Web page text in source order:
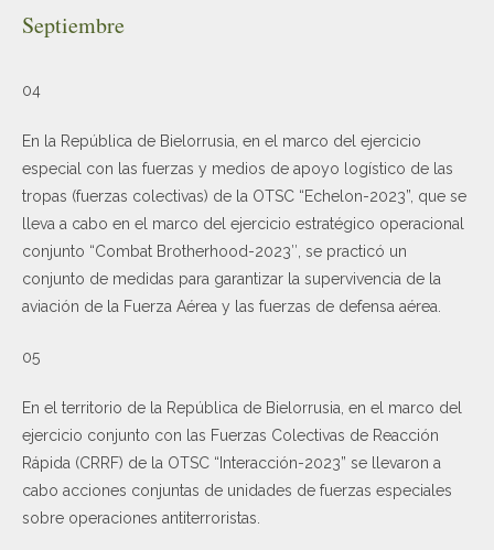
Septiembre
04
En la República de Bielorrusia, en el marco del ejercicio
especial con las fuerzas y medios de apoyo logístico de las
tropas (fuerzas colectivas) de la OTSC “Echelon-2023”, que se
lleva a cabo en el marco del ejercicio estratégico operacional
conjunto “Combat Brotherhood-2023″, se practicó un
conjunto de medidas para garantizar la supervivencia de la
aviación de la Fuerza Aérea y las fuerzas de defensa aérea.
05
En el territorio de la República de Bielorrusia, en el marco del
ejercicio conjunto con las Fuerzas Colectivas de Reacción
Rápida (CRRF) de la OTSC “Interacción-2023” se llevaron a
cabo acciones conjuntas de unidades de fuerzas especiales
sobre operaciones antiterroristas.